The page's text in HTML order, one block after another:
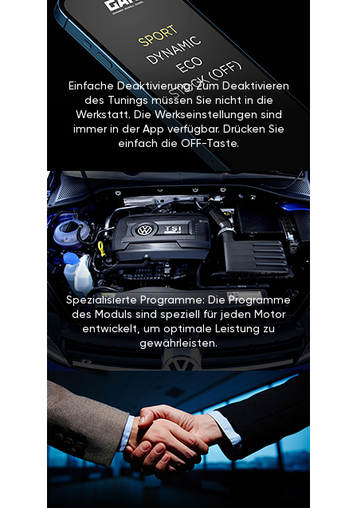
Einfache Deaktivierung: Zum Deaktivieren
des Tunings müssen Sie nicht in die
Werkstatt. Die Werkseinstellungen sind
immer in der App verfügbar. Drücken Sie
einfach die OFF-Taste.
Spezialisierte Programme: Die Programme
des Moduls sind speziell für jeden Motor
entwickelt, um optimale Leistung zu
gewährleisten.